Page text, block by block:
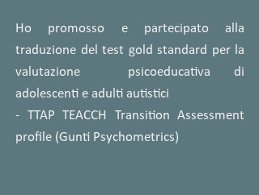
Ho promosso e partecipato alla
traduzione del test gold standard per la
valutazione psicoeducativa di
adolescenti e adulti autistici
- TTAP TEACCH Transition Assessment
profile (Gunti Psychometrics)